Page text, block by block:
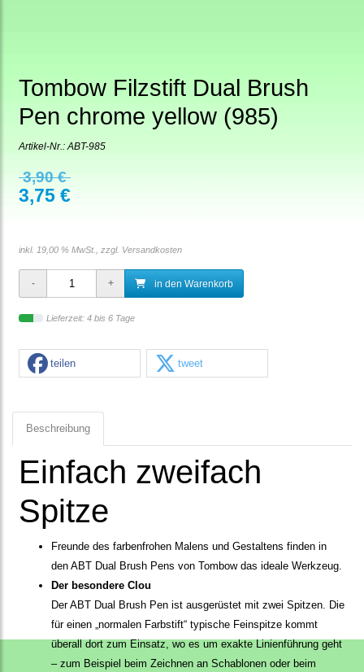
Tombow Filzstift Dual Brush
Pen chrome yellow (985)
Artikel-Nr.: ABT-985
3,90 €
3,75 €
inkl. 19,00 % MwSt., zzgl. Versandkosten
in den Warenkorb
Lieferzeit: 4 bis 6 Tage
teilen tweet
Beschreibung
Einfach zweifach
Spitze
Freunde des farbenfrohen Malens und Gestaltens finden in
den ABT Dual Brush Pens von Tombow das ideale Werkzeug.
Der besondere Clou
Der ABT Dual Brush Pen ist ausgerüstet mit zwei Spitzen. Die
für einen „normalen Farbstift“ typische Feinspitze kommt
überall dort zum Einsatz, wo es um exakte Linienführung geht
– zum Beispiel beim Zeichnen an Schablonen oder beim